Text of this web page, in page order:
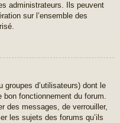
administrateurs. Ils peuvent
sur l’ensemble des
groupes d’utilisateurs) dont le
fonctionnement du forum.
des messages, de verrouiller,
les sujets des forums qu’ils